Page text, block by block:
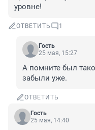
уровне!
ОТВЕТИТЬ 1
Гость
25 мая, 15:27
А помните был
забыли уже.
ОТВЕТИТЬ
Гость
25 мая, 14:40